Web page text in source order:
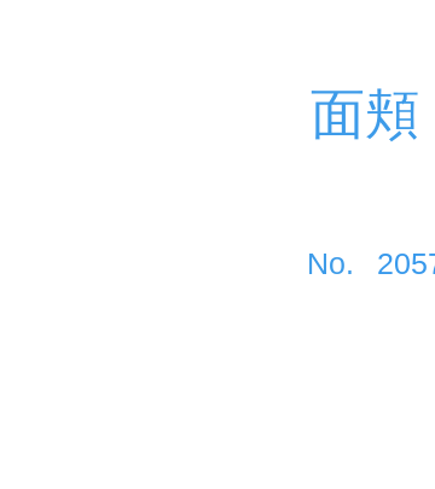
面頬
​No.